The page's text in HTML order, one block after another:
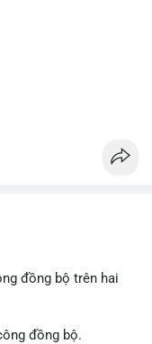
đồng bộ trên hai
đồng bộ.